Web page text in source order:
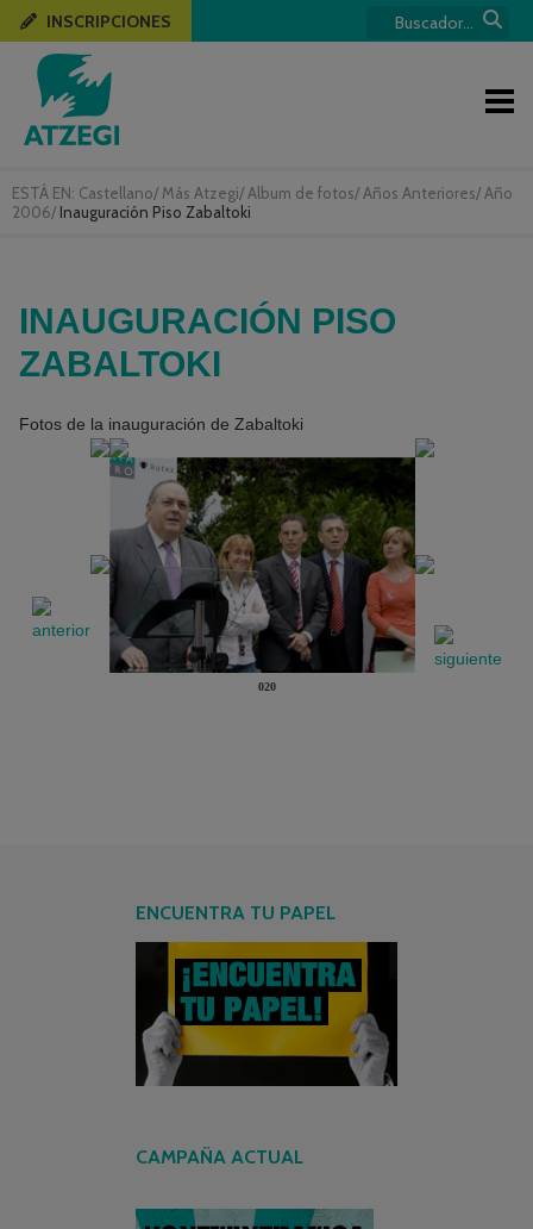
ESTÁ EN: Castellano/ Más Atzegi/ Album de fotos/ Años Anteriores/ Año
2006/ Inauguración Piso Zabaltoki
INSCRIPCIONES
INAUGURACIÓN PISO
ZABALTOKI
Fotos de la inauguración de Zabaltoki
020
ENCUENTRA TU PAPEL
CAMPAÑA ACTUAL